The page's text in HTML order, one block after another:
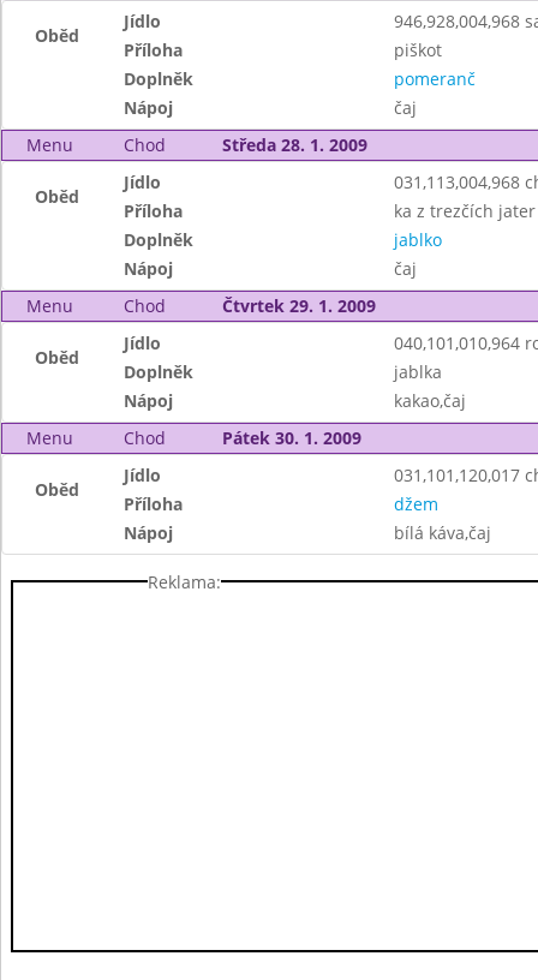
Oběd
Jídlo
946,928,004,968
Příloha
piškot
Doplněk
pomeranč
Nápoj
čaj
Menu
Chod Středa 28. 1. 2009
Oběd
Jídlo
031,113,004,968
Příloha
ka z trezčích jater
Doplněk
jablko
Nápoj
čaj
Menu
Chod Čtvrtek 29. 1. 2009
Oběd
Jídlo
040,101,010,964
Doplněk
jablka
Nápoj
kakao,čaj
Menu
Chod Pátek 30. 1. 2009
Oběd
Jídlo
031,101,120,017
Příloha
džem
Nápoj
bílá káva,čaj
Reklama: